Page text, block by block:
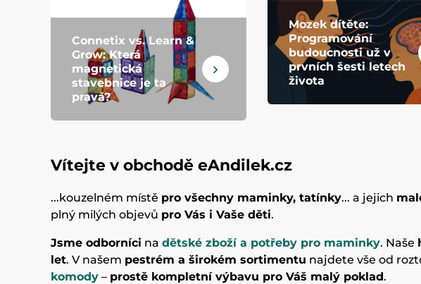
Connetix vs. Learn &
Grow: Která
magnetická
stavebnice je ta
pravá?
Mozek dítěte:
Programování
budoucnosti už v
prvních šesti letech
života
Vítejte v obchodě eAndilek.cz
...kouzelném místě pro všechny maminky, tatínky... a jejich
plný milých objevů pro Vás i Vaše děti.
Jsme odborníci na dětské zboží a potřeby pro maminky. Naše
let. V našem pestrém a širokém sortimentu najdete vše od
komody – prostě kompletní výbavu pro Váš malý poklad.